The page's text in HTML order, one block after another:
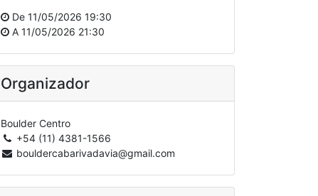
De 11/05/2026 19:30
A 11/05/2026 21:30
Organizador
Boulder Centro
+54 (11) 4381-1566
bouldercabarivadavia@gmail.com